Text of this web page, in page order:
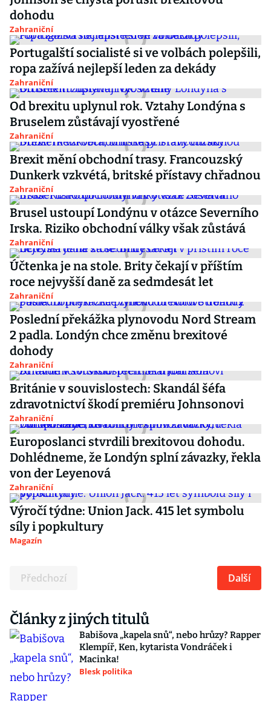
dohodu
Zahraniční
Portugalští socialisté si ve volbách polepšili,
ropa zažívá nejlepší leden za dekády
Zahraniční
Od brexitu uplynul rok. Vztahy Londýna s
Bruselem zůstávají vyostřené
Zahraniční
Brexit mění obchodní trasy. Francouzský
Dunkerk vzkvétá, britské přístavy chřadnou
Zahraniční
Brusel ustoupí Londýnu v otázce Severního
Irska. Riziko obchodní války však zůstává
Zahraniční
Účtenka je na stole. Brity čekají v příštím
roce nejvyšší daně za sedmdesát let
Zahraniční
Poslední překážka plynovodu Nord Stream
2 padla. Londýn chce změnu brexitové
dohody
Zahraniční
Británie v souvislostech: Skandál šéfa
zdravotnictví škodí premiéru Johnsonovi
Zahraniční
Europoslanci stvrdili brexitovou dohodu.
Dohlédneme, že Londýn splní závazky, řekla
von der Leyenová
Zahraniční
Výročí týdne: Union Jack. 415 let symbolu
síly i popkultury
Magazín
Předchozí Další
Články z jiných titulů
Babišova „kapela snů“, nebo hrůzy? Rapper
Klempíř, Ken, kytarista Vondráček i
Macinka!
Blesk politika